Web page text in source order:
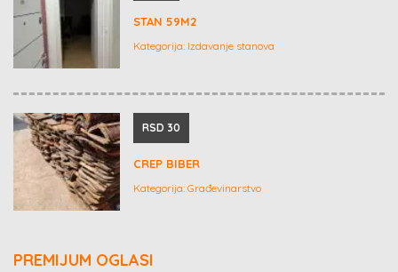
STAN 59M2
Kategorija: Izdavanje stanova
RSD 30
CREP BIBER
Kategorija: Građevinarstvo
PREMIJUM OGLASI